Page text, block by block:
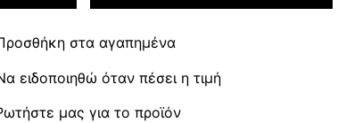
στα αγαπημένα
ειδοποιηθώ όταν πέσει η τιμή
μας για το προϊόν